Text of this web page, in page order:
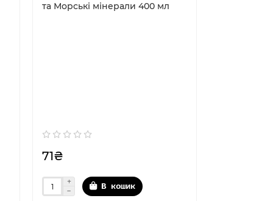
та Морські мінерали 400 мл
71₴
В кошик